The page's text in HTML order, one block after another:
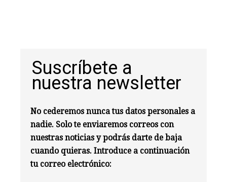
Suscríbete a
nuestra newsletter
No cederemos nunca tus datos personales a
nadie. Solo te enviaremos correos con
nuestras noticias y podrás darte de baja
cuando quieras. Introduce a continuación
tu correo electrónico: